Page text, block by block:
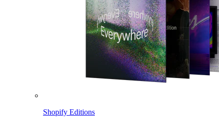
Shopify Editions